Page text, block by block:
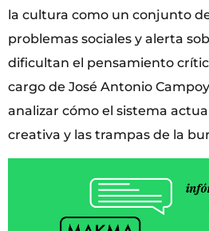
la cultura como un conjunto
problemas sociales y alerta
dificultan el pensamiento
cargo de José Antonio
analizar cómo el sistema
creativa y las trampas de la